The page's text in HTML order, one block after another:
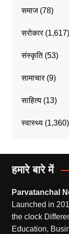
समाज(78)
सरोकार(1,617)
संस्कृति(53)
सामाचार(9)
साहित्य(13)
स्वास्थ्य(1,360)
हमारे बारे में
Parvatanchal
Launched in
the clock
Education,